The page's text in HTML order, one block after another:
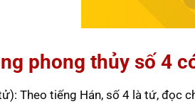
phong thủy số 4
Theo tiếng Hán, số 4 là tứ, đọc